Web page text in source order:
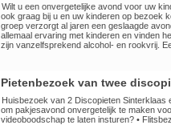
Wilt u een onvergetelijke avond voor uw
ook graag bij u en uw kinderen op bezoek
groep verzorgt al jaren een geslaagde
allemaal ervaring met kinderen en vinden
zijn vanzelfsprekend alcohol- en rookvrij.
Pietenbezoek van twee
Huisbezoek van 2 Discopieten Sinterklaas
om pakjesavond onvergetelijk te maken
videoboodschap te laten insturen? •